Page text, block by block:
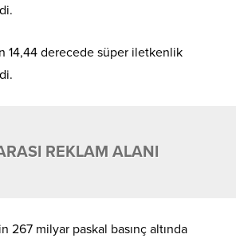
14,44 derecede süper iletkenlik
REKLAM ALANI
267 milyar paskal basınç altında